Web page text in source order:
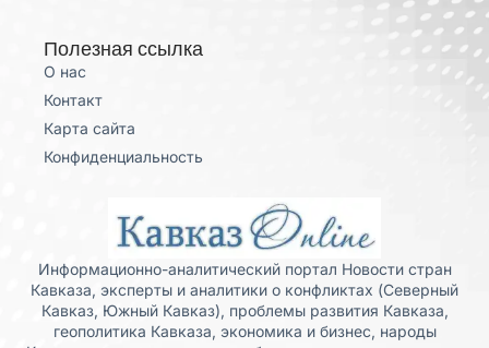
Полезная ссылка
О нас
Контакт
Карта сайта
Конфиденциальность
Информационно-аналитический портал Новости стран
Кавказа, эксперты и аналитики о конфликтах (Северный
Кавказ, Южный Кавказ), проблемы развития Кавказа,
геополитика Кавказа, экономика и бизнес, народы